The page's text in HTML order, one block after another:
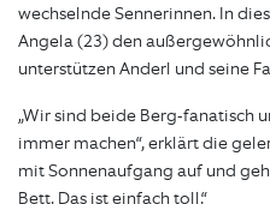
wechselnde Sennerinnen. In
Angela (23) den
unterstützen Anderl und seine
„Wir sind beide Berg-fanatisch
immer machen“, erklärt die
mit Sonnenaufgang auf und
Bett. Das ist einfach toll.“